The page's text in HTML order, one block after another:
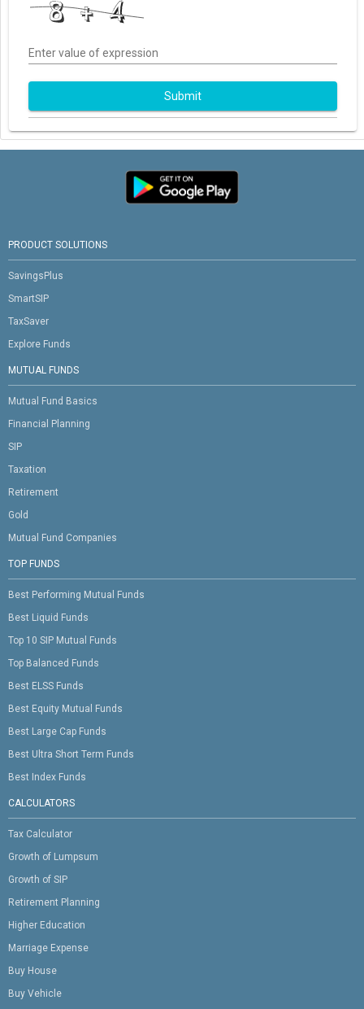
Enter value of expression
Submit
PRODUCT SOLUTIONS
SavingsPlus
SmartSIP
TaxSaver
Explore Funds
MUTUAL FUNDS
Mutual Fund Basics
Financial Planning
SIP
Taxation
Retirement
Gold
Mutual Fund Companies
TOP FUNDS
Best Performing Mutual Funds
Best Liquid Funds
Top 10 SIP Mutual Funds
Top Balanced Funds
Best ELSS Funds
Best Equity Mutual Funds
Best Large Cap Funds
Best Ultra Short Term Funds
Best Index Funds
CALCULATORS
Tax Calculator
Growth of Lumpsum
Growth of SIP
Retirement Planning
Higher Education
Marriage Expense
Buy House
Buy Vehicle